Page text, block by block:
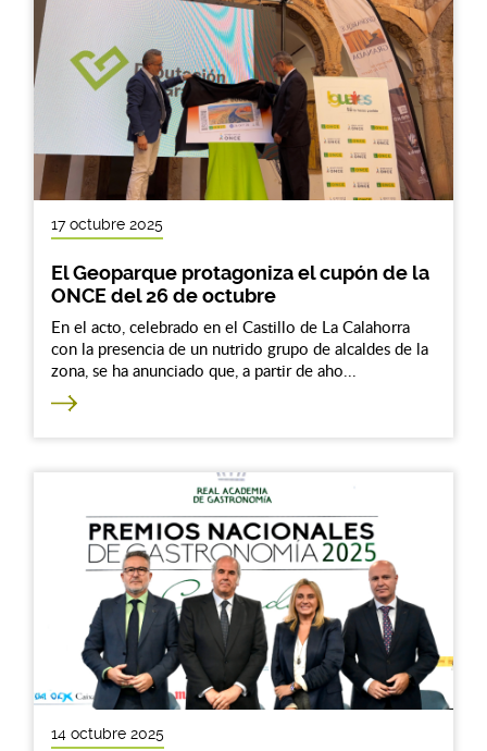
17 octubre 2025
El Geoparque protagoniza el cupón de la
ONCE del 26 de octubre
En el acto, celebrado en el Castillo de La Calahorra
con la presencia de un nutrido grupo de alcaldes de la
zona, se ha anunciado que, a partir de aho...
14 octubre 2025